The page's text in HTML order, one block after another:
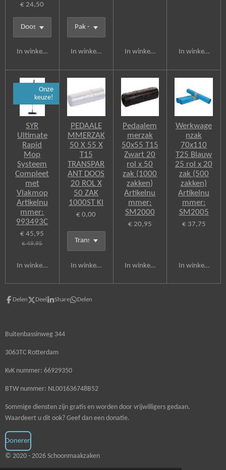
€ 24,50
In winkelwagen In winkelwagen In winkelwagen In winkelwagen
Onze
keuze!
SYR
Ultimate
Rapid
Mop
Systeem
Compleet
met
Vlakmop
Artikelnu
mmer:
993493C
€ 45,95
€ 49,95
In winkelwagen
PEDAALE
MMERZAK
50 X 55 X
T15
TRANSPAR
ANT DOOS
20 ROL X
50 ZAK
1000ST Kl
€ 0,00
In winkelwagen
Pedaalem
merzak
50x55 T15
Zwart 20
rol x 50
zak (1000
zakken)
Artikelnu
mmer:
SM2000
€ 20,95
In winkelwagen
Werkwage
nzak
70x110
T25 Blauw
25 rol x 20
zak (500
zakken)
Artikelnu
mmer:
SM2005
€ 37,75
In winkelwagen
Delen Deel Share Delen
Buitenbassinweg 344
3063TC Rotterdam
KvK nummer: 66929350
BTW nummer: NL001636748B52
Sommige diensten zijn gratis en worden door vrijwilligers gedaan.
Waardeert u dit ook? Geef dan een donatie.
Doneren
© 2020 - 2026 Schoonmaakzaken